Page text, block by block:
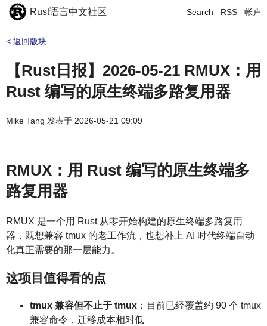
Rust语言中文社区 Search RSS 帐户
< 返回版块
【Rust日报】2026-05-21 RMUX：用
Rust 编写的原生终端多路复用器
Mike Tang 发表于 2026-05-21 09:09
RMUX：用 Rust 编写的原生终端多
路复用器
RMUX 是一个用 Rust 从零开始构建的原生终端多路复用
器，既想兼容 tmux 的老工作流，也想补上 AI 时代终端自动
化真正需要的那一层能力。
这项目值得看的点
tmux 兼容但不止于 tmux ：目前已经覆盖约 90 个 tmux
兼容命令，迁移成本相对低